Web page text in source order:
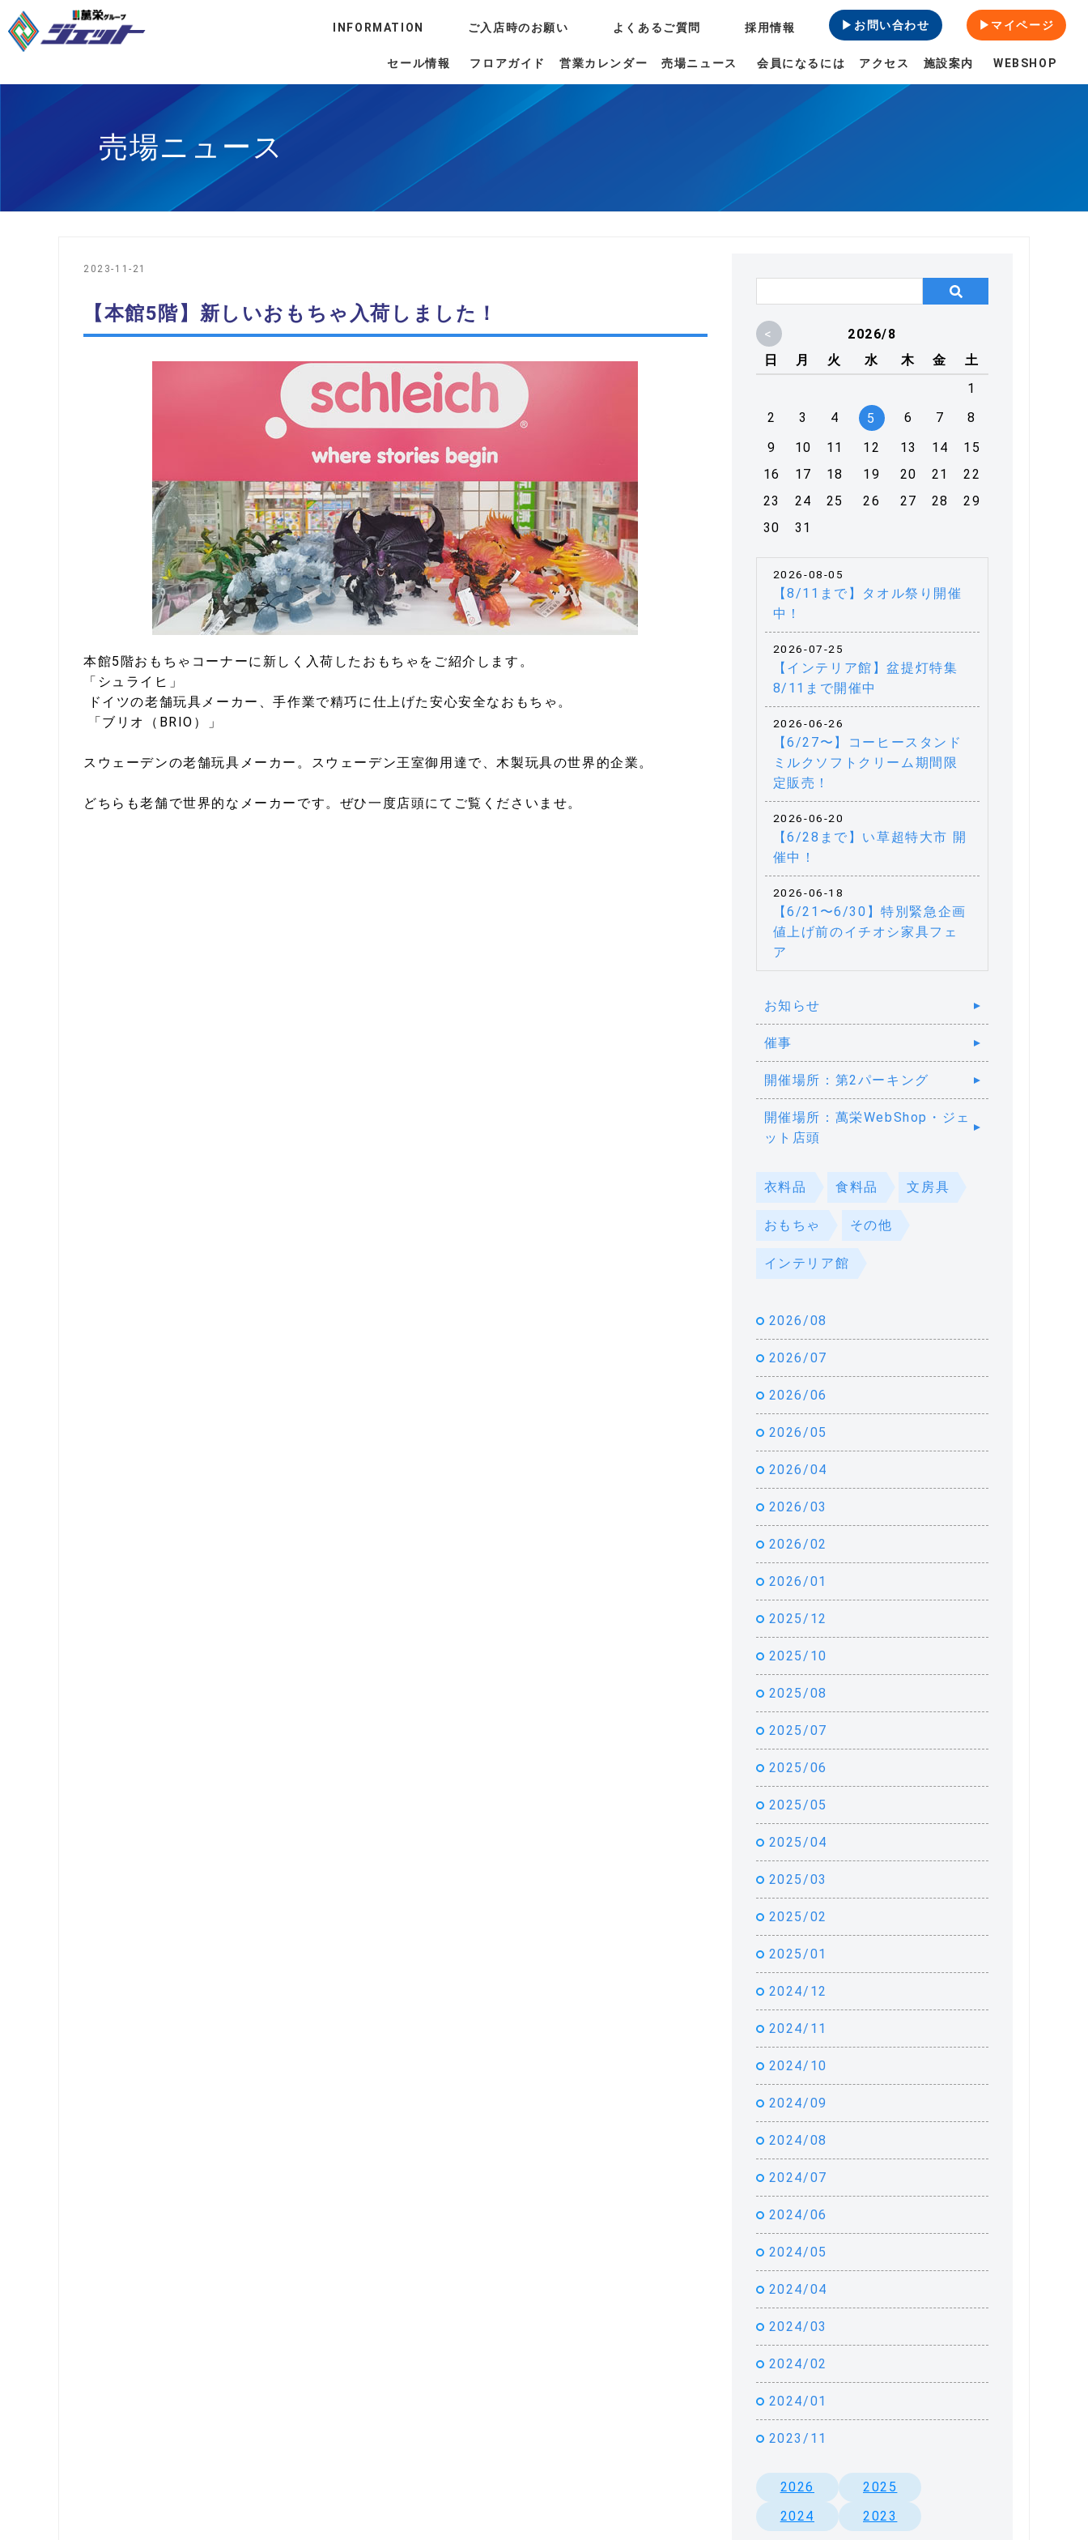
セール情報 フロアガイド 営業カレンダー 売場ニュース 会員になるには アクセス 施設案内 WEBSHOP
INFORMATION ご入店時のお願い よくあるご質問 採用情報 ▶お問い合わせ ▶マイページ
売場ニュース
2023-11-21
【本館5階】新しいおもちゃ入荷しました！
本館5階おもちゃコーナーに新しく入荷したおもちゃをご紹介します。
「シュライヒ」
ドイツの老舗玩具メーカー、手作業で精巧に仕上げた安心安全なおもちゃ。
「ブリオ（BRIO）」
スウェーデンの老舗玩具メーカー。スウェーデン王室御用達で、木製玩具の世界的企業。
どちらも老舗で世界的なメーカーです。ぜひ一度店頭にてご覧くださいませ。
<
2026/8
日
月 火 水 木 金
土
1
2
3 4 5 6 7
8
9
10 11 12 13 14
15
16
17 18 19 20 21
22
23
24 25 26 27 28
29
30
31
2026-08-05
【8/11まで】タオル祭り開催
中！
2026-07-25
【インテリア館】盆提灯特集
8/11まで開催中
2026-06-26
【6/27〜】コーヒースタンド
ミルクソフトクリーム期間限
定販売！
2026-06-20
【6/28まで】い草超特大市 開
催中！
2026-06-18
【6/21〜6/30】特別緊急企画
値上げ前のイチオシ家具フェ
ア
お知らせ
催事
開催場所：第2パーキング
開催場所：萬栄WebShop・ジェ
ット店頭
衣料品 食料品 文房具
おもちゃ その他
インテリア館
2026/08
2026/07
2026/06
2026/05
2026/04
2026/03
2026/02
2026/01
2025/12
2025/10
2025/08
2025/07
2025/06
2025/05
2025/04
2025/03
2025/02
2025/01
2024/12
2024/11
2024/10
2024/09
2024/08
2024/07
2024/06
2024/05
2024/04
2024/03
2024/02
2024/01
2023/11
2026
2025
2024
2023